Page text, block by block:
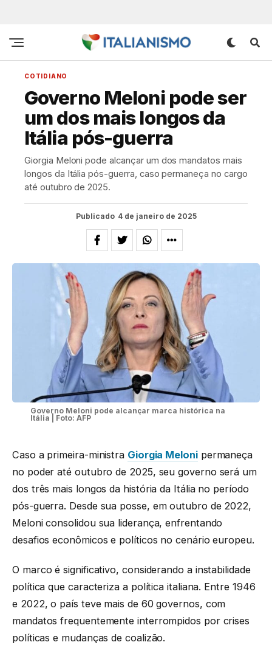
COTIDIANO
Governo Meloni pode ser
um dos mais longos da
Itália pós-guerra
Giorgia Meloni pode alcançar um dos mandatos mais
longos da Itália pós-guerra, caso permaneça no cargo
até outubro de 2025.
Publicado 4 de janeiro de 2025
Governo Meloni pode alcançar marca histórica na
Itália | Foto: AFP
Caso a primeira-ministra Giorgia Melonipermaneça
no poder até outubro de 2025, seu governo será um
dos três mais longos da história da Itália no período
pós-guerra. Desde sua posse, em outubro de 2022,
Meloni consolidou sua liderança, enfrentando
desafios econômicos e políticos no cenário europeu.
O marco é significativo, considerando a instabilidade
política que caracteriza a política italiana. Entre 1946
e 2022, o país teve mais de 60 governos, com
mandatos frequentemente interrompidos por crises
políticas e mudanças de coalizão.